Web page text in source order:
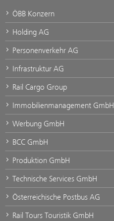
ÖBB Konzern
Holding AG
Personenverkehr AG
Infrastruktur AG
Rail Cargo Group
Immobilienmanagement GmbH
Werbung GmbH
BCC GmbH
Produktion GmbH
Technische Services GmbH
Österreichische Postbus AG
Rail Tours Touristik GmbH